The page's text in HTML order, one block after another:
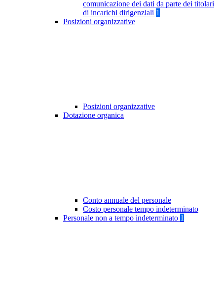
comunicazione dei dati da parte dei titolari
di incarichi dirigenziali 1
Posizioni organizzative
Posizioni organizzative
Dotazione organica
Conto annuale del personale
Costo personale tempo indeterminato
Personale non a tempo indeterminato 1